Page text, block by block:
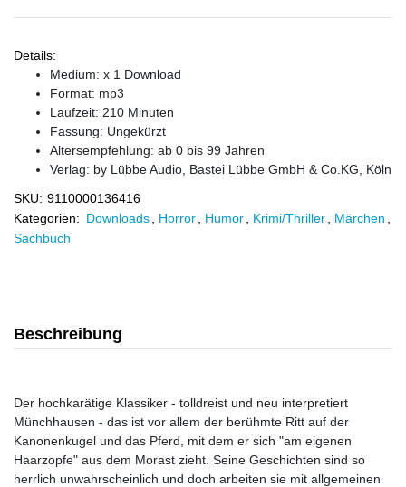
Details:
Medium: x 1 Download
Format: mp3
Laufzeit: 210 Minuten
Fassung: Ungekürzt
Altersempfehlung: ab 0 bis 99 Jahren
Verlag: by Lübbe Audio, Bastei Lübbe GmbH & Co.KG, Köln
SKU: 9110000136416
Kategorien: Downloads Horror Humor Krimi/Thriller Märchen
Sachbuch
Beschreibung
Der hochkarätige Klassiker - tolldreist und neu interpretiert
Münchhausen - das ist vor allem der berühmte Ritt auf der
Kanonenkugel und das Pferd, mit dem er sich "am eigenen
Haarzopfe" aus dem Morast zieht. Seine Geschichten sind so
herrlich unwahrscheinlich und doch arbeiten sie mit allgemeinen